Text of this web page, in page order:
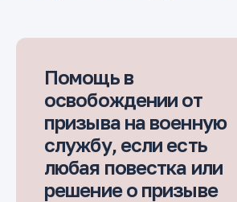
Помощь в
освобождении от
призыва на военную
службу, если есть
любая повестка или
решение о призыве